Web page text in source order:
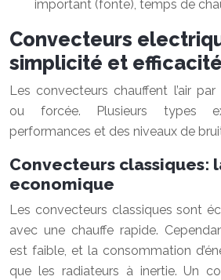
important (fonte), temps de
Convecteurs
simplicité et efficacité
Les convecteurs chauffent l’air
ou forcée. Plusieurs types
performances et des niveaux de
Convecteurs classiques:
economique
Les convecteurs classiques sont
avec une chauffe rapide.
est faible, et la consommation
que les radiateurs à inertie. Un